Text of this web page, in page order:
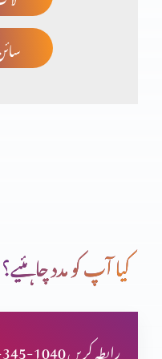
برکت کو ضائع کرنا
کیا خداوند یسوع مسیح
کیا آپ کو مدد چاہئیے؟
+27-73-345-1040 رابطہ کریں